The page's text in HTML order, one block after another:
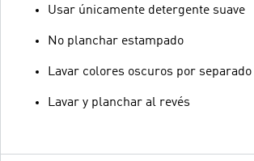
Usar únicamente detergente suave
No planchar estampado
Lavar colores oscuros por separado
Lavar y planchar al revés